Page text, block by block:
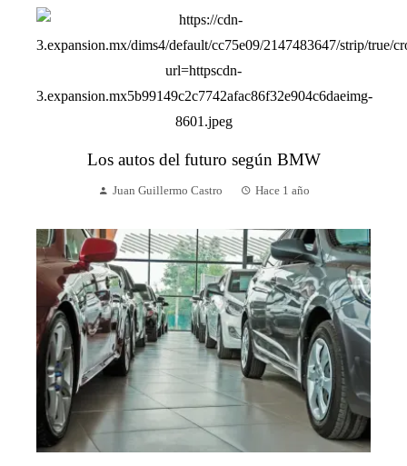
Los autos del futuro según BMW
Juan Guillermo Castro Hace 1 año